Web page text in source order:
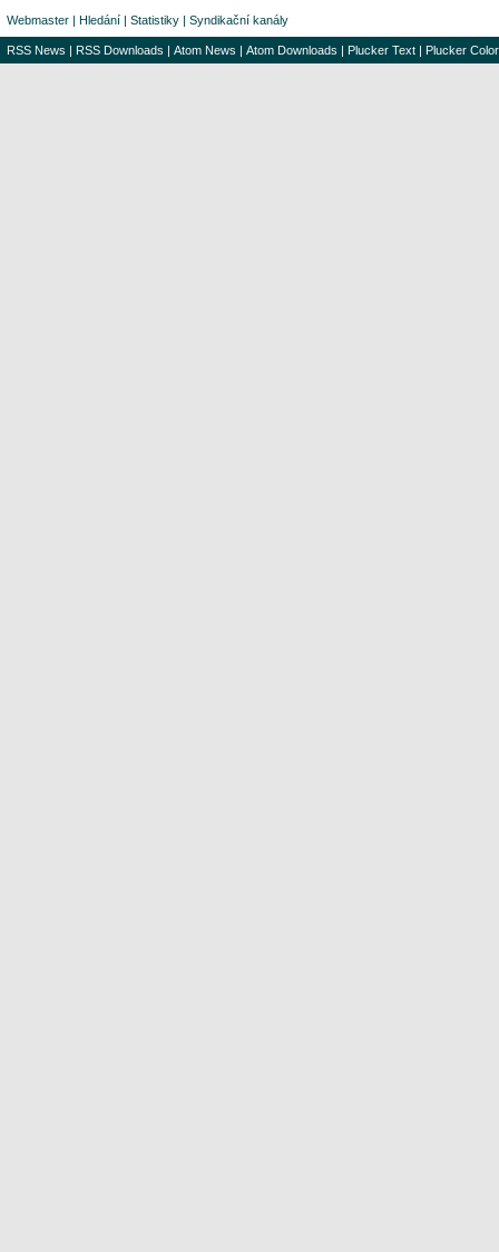
Webmaster | Hledání | Statistiky | Syndikační kanály
RSS News | RSS Downloads | Atom News | Atom Downloads | Plucker Text | Plucker Color